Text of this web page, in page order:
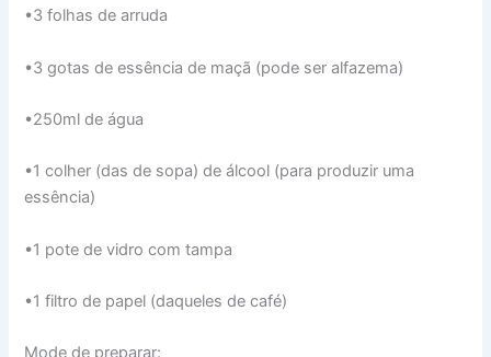
•3 folhas de arruda
•3 gotas de essência de maçã (pode ser alfazema)
•250ml de água
•1 colher (das de sopa) de álcool (para produzir uma
essência)
•1 pote de vidro com tampa
•1 filtro de papel (daqueles de café)
Mode de preparar: